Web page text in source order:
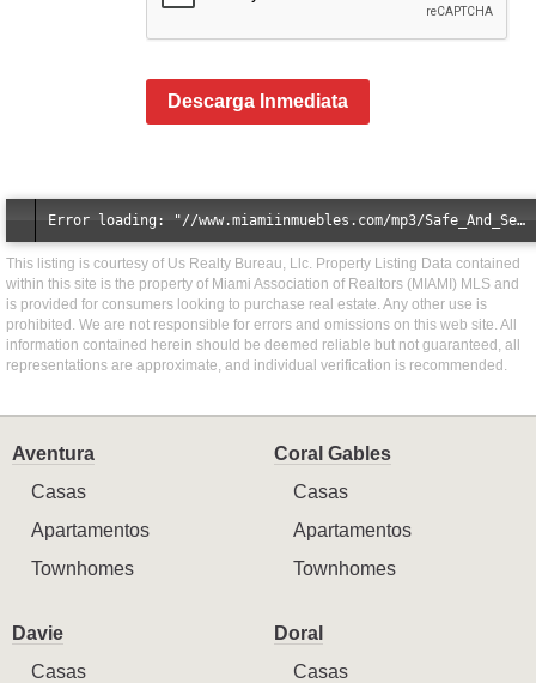
Descarga Inmediata
Error loading: "//www.miamiinmuebles.com/mp3/Safe_And_Secure_full_mix_mp3.mp3"
This listing is courtesy of Us Realty Bureau, Llc. Property Listing Data contained
within this site is the property of Miami Association of Realtors (MIAMI) MLS and
is provided for consumers looking to purchase real estate. Any other use is
prohibited. We are not responsible for errors and omissions on this web site. All
information contained herein should be deemed reliable but not guaranteed, all
representations are approximate, and individual verification is recommended.
Aventura
Casas
Apartamentos
Townhomes
Coral Gables
Casas
Apartamentos
Townhomes
Davie
Casas
Doral
Casas